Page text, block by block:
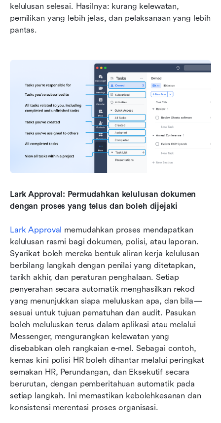
kelulusan selesai. Hasilnya: kurang kelewatan,
pemilikan yang lebih jelas, dan pelaksanaan yang lebih
pantas.
Lark Approval: Permudahkan kelulusan dokumen
dengan proses yang telus dan boleh dijejaki
Lark Approval memudahkan proses mendapatkan
kelulusan rasmi bagi dokumen, polisi, atau laporan.
Syarikat boleh mereka bentuk aliran kerja kelulusan
berbilang langkah dengan penilai yang ditetapkan,
tarikh akhir, dan peraturan penghalaan. Setiap
penyerahan secara automatik menghasilkan rekod
yang menunjukkan siapa meluluskan apa, dan bila—
sesuai untuk tujuan pematuhan dan audit. Pasukan
boleh meluluskan terus dalam aplikasi atau melalui
Messenger, mengurangkan kelewatan yang
disebabkan oleh rangkaian e-mel. Sebagai contoh,
kemas kini polisi HR boleh dihantar melalui peringkat
semakan HR, Perundangan, dan Eksekutif secara
berurutan, dengan pemberitahuan automatik pada
setiap langkah. Ini memastikan kebolehkesanan dan
konsistensi merentasi proses organisasi.